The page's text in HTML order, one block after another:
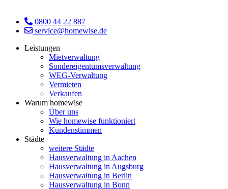
0800 44 22 887
service@homewise.de
Leistungen
Mietverwaltung
Sondereigentumsverwaltung
WEG-Verwaltung
Vermieten
Verkaufen
Warum homewise
Über uns
Wie homewise funktioniert
Kundenstimmen
Städte
weitere Städte
Hausverwaltung in Aachen
Hausverwaltung in Augsburg
Hausverwaltung in Berlin
Hausverwaltung in Bonn